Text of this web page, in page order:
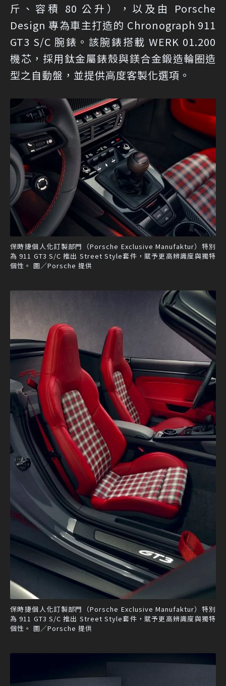
斤、容積 80 公升），以及由 Porsche
Design 專為車主打造的 Chronograph 911
GT3 S/C 腕錶。該腕錶搭載 WERK 01.200
機芯，採用鈦金屬錶殼與鎂合金鍛造輪圈造
型之自動盤，並提供高度客製化選項。
保時捷個人化訂製部門（Porsche Exclusive Manufaktur）特別
為 911 GT3 S/C 推出 Street Style套件，賦予更高辨識度與獨特
個性。 圖／Porsche 提供
保時捷個人化訂製部門（Porsche Exclusive Manufaktur）特別
為 911 GT3 S/C 推出 Street Style套件，賦予更高辨識度與獨特
個性。 圖／Porsche 提供